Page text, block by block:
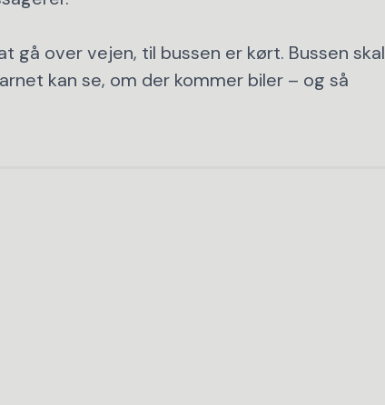
gå over vejen, til bussen er kørt. Bussen skal
kan se, om der kommer biler – og så